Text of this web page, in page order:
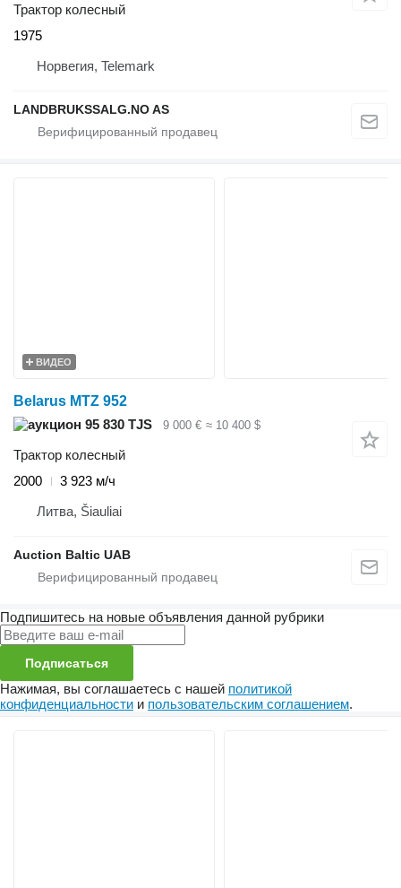
Трактор колесный
1975
Норвегия, Telemark
LANDBRUKSSALG.NO AS
ВИДЕО
Belarus MTZ 952
95 830 TJS
9 000 € ≈ 10 400 $
Трактор колесный
2000
3 923 м/ч
Литва, Šiauliai
Auction Baltic UAB
Подпишитесь на новые объявления данной рубрики
Подписаться
Нажимая, вы соглашаетесь с нашей политикой
конфиденциальности и пользовательским соглашением.